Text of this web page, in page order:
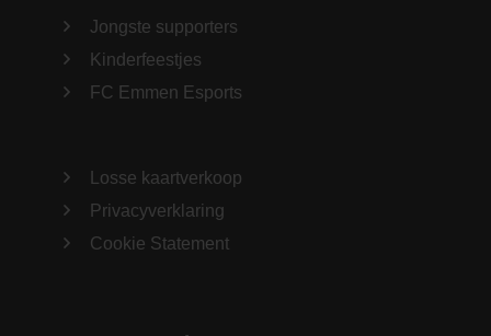
Jongste supporters
Kinderfeestjes
FC Emmen Esports
Losse kaartverkoop
Privacyverklaring
Cookie Statement